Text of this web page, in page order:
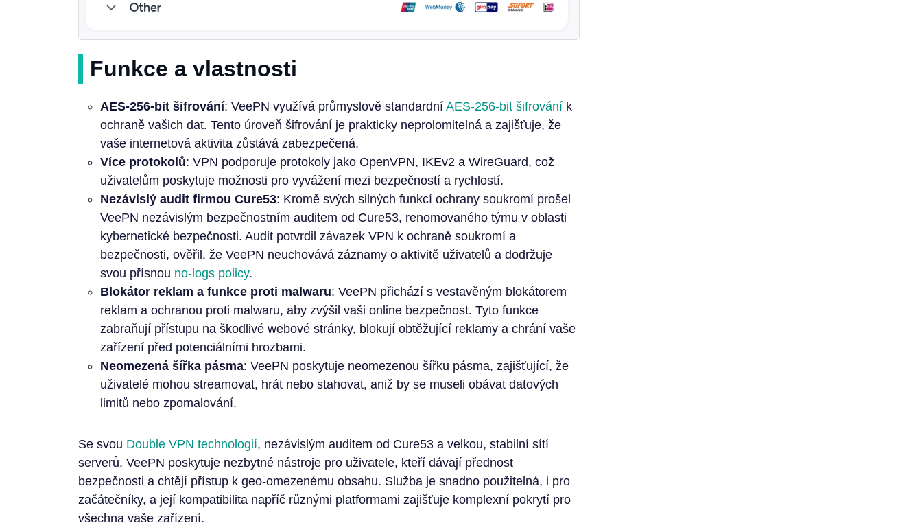
Funkce a vlastnosti
AES-256-bit šifrování: VeePN využívá průmyslově standardní AES-256-bit šifrování k
ochraně vašich dat. Tento úroveň šifrování je prakticky neprolomitelná a zajišťuje, že
vaše internetová aktivita zůstává zabezpečená.
Více protokolů: VPN podporuje protokoly jako OpenVPN, IKEv2 a WireGuard, což
uživatelům poskytuje možnosti pro vyvážení mezi bezpečností a rychlostí.
Nezávislý audit firmou Cure53: Kromě svých silných funkcí ochrany soukromí prošel
VeePN nezávislým bezpečnostním auditem od Cure53, renomovaného týmu v oblasti
kybernetické bezpečnosti. Audit potvrdil závazek VPN k ochraně soukromí a
bezpečnosti, ověřil, že VeePN neuchovává záznamy o aktivitě uživatelů a dodržuje
svou přísnou no-logs policy.
Blokátor reklam a funkce proti malwaru: VeePN přichází s vestavěným blokátorem
reklam a ochranou proti malwaru, aby zvýšil vaši online bezpečnost. Tyto funkce
zabraňují přístupu na škodlivé webové stránky, blokují obtěžující reklamy a chrání vaše
zařízení před potenciálními hrozbami.
Neomezená šířka pásma: VeePN poskytuje neomezenou šířku pásma, zajišťující, že
uživatelé mohou streamovat, hrát nebo stahovat, aniž by se museli obávat datových
limitů nebo zpomalování.
Se svou Double VPN technologií, nezávislým auditem od Cure53 a velkou, stabilní sítí
serverů, VeePN poskytuje nezbytné nástroje pro uživatele, kteří dávají přednost
bezpečnosti a chtějí přístup k geo-omezenému obsahu. Služba je snadno použitelná, i pro
začátečníky, a její kompatibilita napříč různými platformami zajišťuje komplexní pokrytí pro
všechna vaše zařízení.